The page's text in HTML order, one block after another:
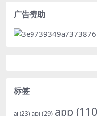
广告赞助
标签
ai (23) api(29) app